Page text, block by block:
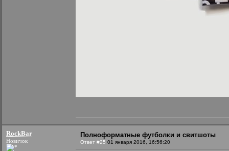
RockBar
Новичок
Полноформатные футболки и свитшоты
Ответ #25 01 января 2016, 16:56:20